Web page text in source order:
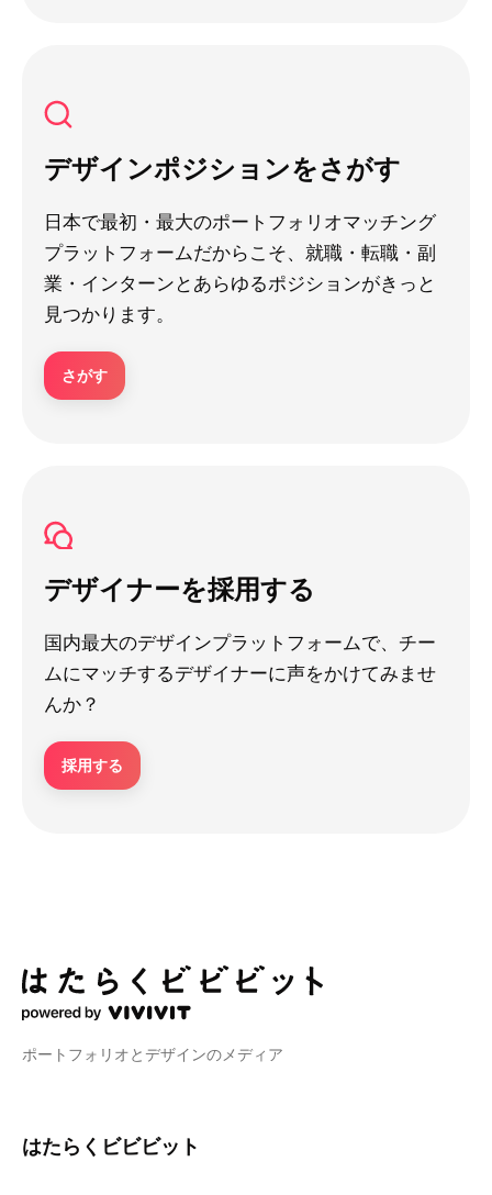
デザインポジションをさがす
日本で最初・最大のポートフォリオマッチング
プラットフォームだからこそ、就職・転職・副
業・インターンとあらゆるポジションがきっと
見つかります。
さがす
デザイナーを採用する
国内最大のデザインプラットフォームで、チー
ムにマッチするデザイナーに声をかけてみませ
んか？
採用する
ポートフォリオとデザインのメディア
はたらくビビビット